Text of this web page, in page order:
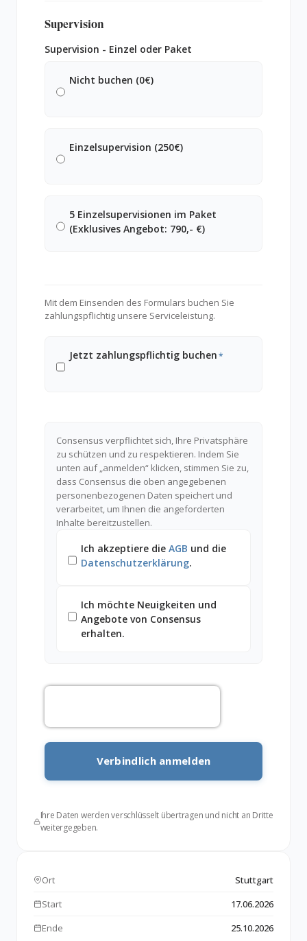
Ort
Stuttgart
Start
17.06.2026
Ende
25.10.2026
Supervision
Supervision - Einzel oder Paket
Nicht buchen (0€)
Einzelsupervision (250€)
5 Einzelsupervisionen im Paket
(Exklusives Angebot: 790,- €)
Mit dem Einsenden des Formulars buchen Sie
zahlungspflichtig unsere Serviceleistung.
Jetzt zahlungspflichtig buchen*
Consensus verpflichtet sich, Ihre Privatsphäre
zu schützen und zu respektieren. Indem Sie
unten auf „anmelden“ klicken, stimmen Sie zu,
dass Consensus die oben angegebenen
personenbezogenen Daten speichert und
verarbeitet, um Ihnen die angeforderten
Inhalte bereitzustellen.
Ich akzeptiere die AGB und die
Datenschutzerklärung.
Ich möchte Neuigkeiten und
Angebote von Consensus
erhalten.
Ihre Daten werden verschlüsselt übertragen und nicht an Dritte
weitergegeben.